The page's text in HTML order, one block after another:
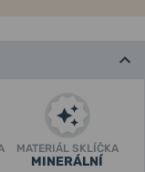
MATERIÁL SKLÍČKA
MINERÁLNÍ